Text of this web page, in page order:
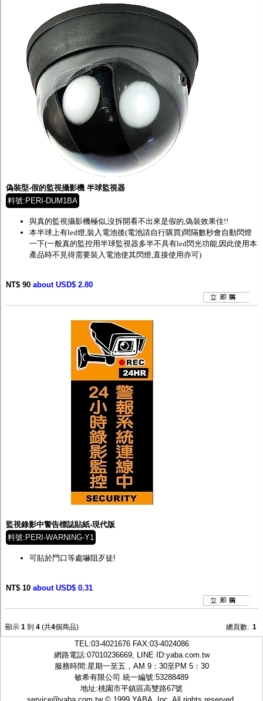
偽裝型-假的監視攝影機 半球監視器
料號:PERI-DUM1BA
與真的監視攝影機極似,沒拆開看不出來是假的,偽裝效果佳!!
本半球上有led燈,裝入電池後(電池請自行購買)間隔數秒會自動閃燈
一下(一般真的監控用半球監視器多半不具有led閃光功能,因此使用本
產品時不見得需要裝入電池使其閃燈,直接使用亦可)
NT$ 90 about USD$ 2.80
監視錄影中警告標誌貼紙-現代版
料號:PERI-WARNING-Y1
可貼於門口等處嚇阻歹徒!
NT$ 10 about USD$ 0.31
顯示 1 到 4 (共4個商品) 總頁數: 1
TEL:03-4021676FAX:03-4024086
網路電話:07010236669, LINE ID:yaba.com.tw
服務時間:星期一至五，AM 9：30至PM 5：30
敏希有限公司 統一編號:53288489
地址:桃園市平鎮區高雙路67號